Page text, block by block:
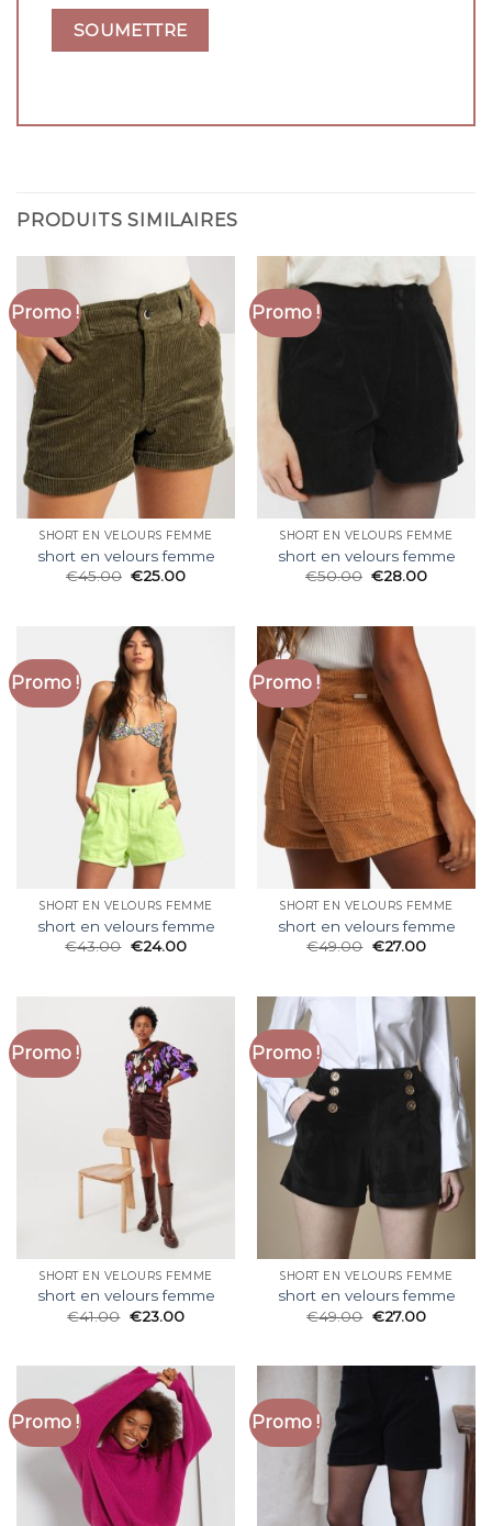
PRODUITS SIMILAIRES
Promo !
SHORT EN VELOURS FEMME
short en velours femme
€45.00 €25.00
Promo !
SHORT EN VELOURS FEMME
short en velours femme
€50.00 €28.00
Promo !
SHORT EN VELOURS FEMME
short en velours femme
€43.00 €24.00
Promo !
SHORT EN VELOURS FEMME
short en velours femme
€49.00 €27.00
Promo !
SHORT EN VELOURS FEMME
short en velours femme
€41.00 €23.00
Promo !
SHORT EN VELOURS FEMME
short en velours femme
€49.00 €27.00
Promo ! Promo !